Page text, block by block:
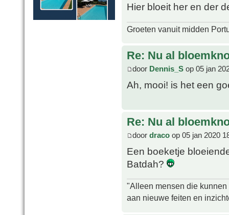
Hier bloeit her en der
Groeten vanuit midden
Re: Nu al
door Dennis_S op 05 jan
Ah, mooi! is het een
Re: Nu al
door draco op 05 jan 2020
Een boeketje
Batdah?
"Alleen mensen die
aan nieuwe feiten en